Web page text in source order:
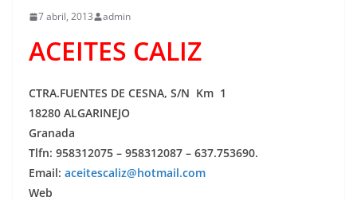
7 abril, 2013 admin
ACEITES CALIZ
CTRA.FUENTES DE CESNA, S/N Km 1
18280 ALGARINEJO
Granada
Tlfn: 958312075 – 958312087 – 637.753690.
Email: aceitescaliz@hotmail.com
Web